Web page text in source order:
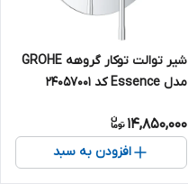
شیر توالت توکار گروهه GROHE
مدل Essence کد 24057001
14,850,000
افزودن به سبد